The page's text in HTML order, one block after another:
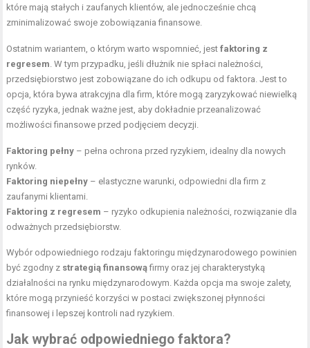
które mają stałych i zaufanych klientów, ale jednocześnie chcą
zminimalizować swoje zobowiązania finansowe.
Ostatnim wariantem, o którym warto wspomnieć, jestfaktoring z
regresem . W tym przypadku, jeśli dłużnik nie spłaci należności,
przedsiębiorstwo jest zobowiązane do ich odkupu od faktora. Jest to
opcja, która bywa atrakcyjna dla firm, które mogą zaryzykować niewielką
część ryzyka, jednak ważne jest, aby dokładnie przeanalizować
możliwości finansowe przed podjęciem decyzji.
Faktoring pełny – pełna ochrona przed ryzykiem, idealny dla nowych
rynków.
Faktoring niepełny – elastyczne warunki, odpowiedni dla firm z
zaufanymi klientami.
Faktoring z regresem – ryzyko odkupienia należności, rozwiązanie dla
odważnych przedsiębiorstw.
Wybór odpowiedniego rodzaju faktoringu międzynarodowego powinien
być zgodny z strategią finansowąfirmy oraz jej charakterystyką
działalności na rynku międzynarodowym. Każda opcja ma swoje zalety,
które mogą przynieść korzyści w postaci zwiększonej płynności
finansowej i lepszej kontroli nad ryzykiem.
Jak wybrać odpowiedniego faktora?